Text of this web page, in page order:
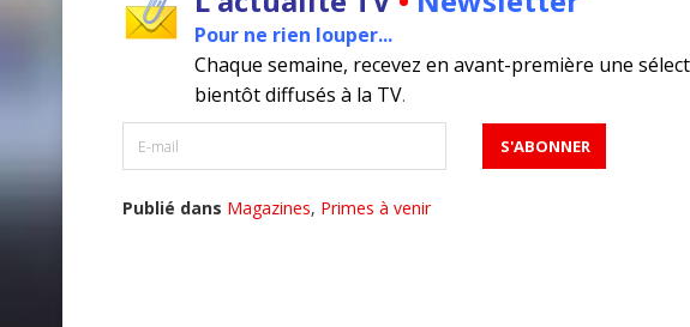
Pour ne rien louper...
Chaque semaine, recevez en avant-première une
bientôt diffusés à la TV.
Publié dans Magazines, Primes à venir